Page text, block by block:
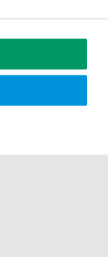
beleg je
met
van
op de
is het